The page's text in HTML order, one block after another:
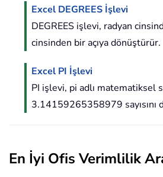
Excel DEGREES İşlevi
DEGREES işlevi, radyan
cinsinden bir açıya dönüştürür.
Excel PI İşlevi
PI işlevi, pi adlı matematiksel
3.14159265358979 sayısını
En İyi Ofis Verimlilik